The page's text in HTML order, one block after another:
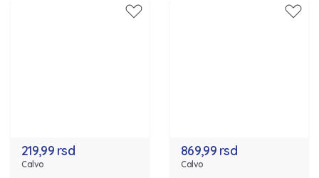
219,99 rsd
Calvo
869,99 rsd
Calvo